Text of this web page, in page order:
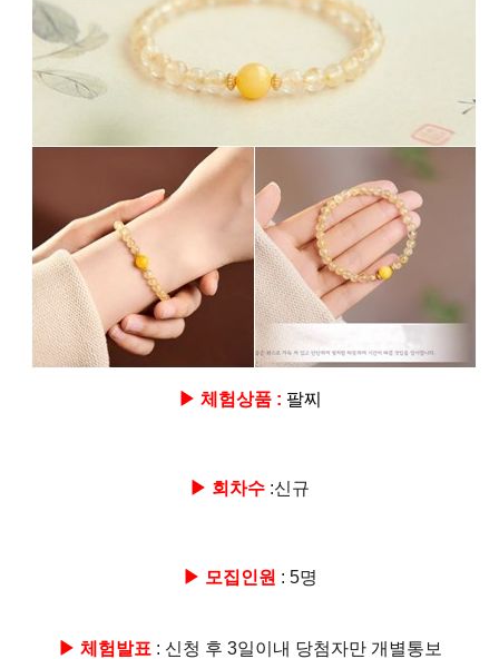
▶ 체험상품 : 팔찌
▶ 회차수 :신규
▶ 모집인원 : 5명
▶ 체험발표 : 신청 후 3일이내 당첨자만 개별통보